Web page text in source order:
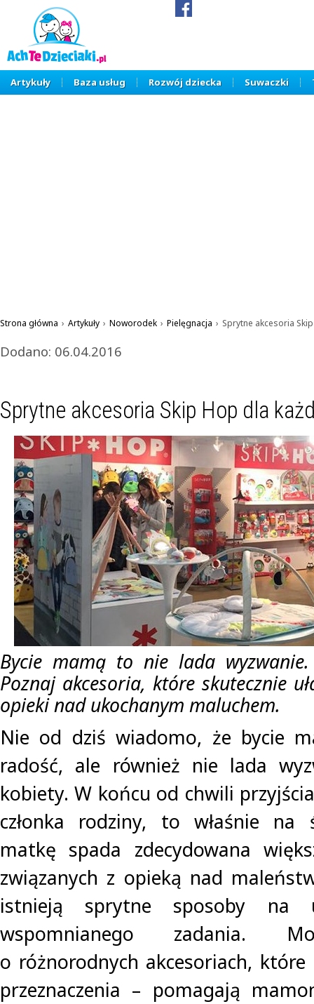
Artykuły Baza usług Rozwój dziecka Suwaczki
Strona główna › Artykuły › Noworodek › Pielęgnacja › Sprytne akcesoria
Dodano: 06.04.2016
Sprytne akcesoria Skip Hop dla
Bycie mamą to nie lada
Poznaj akcesoria, które skutecznie
opieki nad ukochanym maluchem.
Nie od dziś wiadomo, że bycie
radość, ale również nie lada
kobiety. W końcu od chwili
członka rodziny, to właśnie na
matkę spada zdecydowana
związanych z opieką nad
istnieją sprytne sposoby na
wspomnianego zadania.
o różnorodnych akcesoriach,
przeznaczenia – pomagają